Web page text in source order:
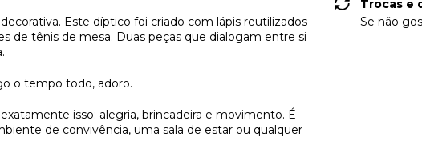
Este díptico foi criado com lápis reutilizados
de tênis de mesa. Duas peças que dialogam entre si
o tempo todo, adoro.
isso: alegria, brincadeira e movimento. É
de convivência, uma sala de estar ou qualquer
Trocas e
Se não